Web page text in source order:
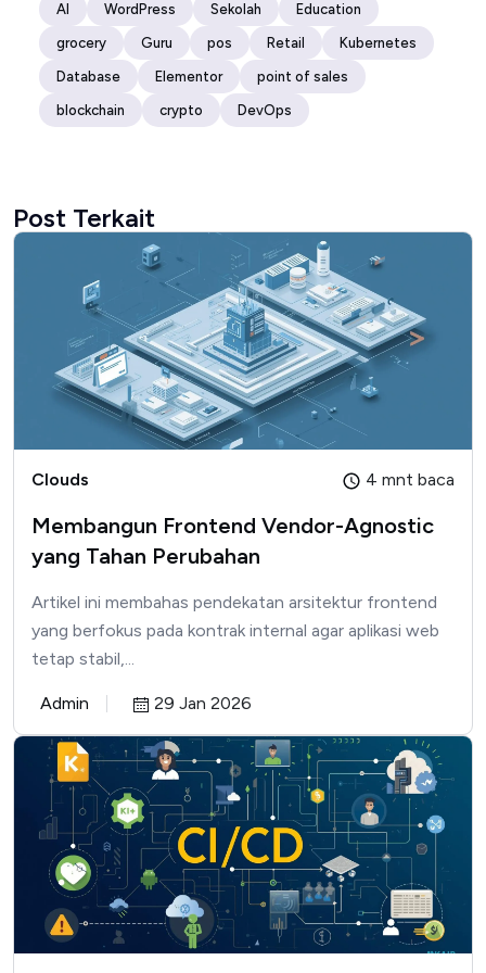
AI WordPress Sekolah Education
grocery Guru pos Retail Kubernetes
Database Elementor point of sales
blockchain crypto DevOps
Post Terkait
Clouds 4 mnt baca
Membangun Frontend Vendor-Agnostic
yang Tahan Perubahan
Artikel ini membahas pendekatan arsitektur frontend
yang berfokus pada kontrak internal agar aplikasi web
tetap stabil,...
Admin 29 Jan 2026